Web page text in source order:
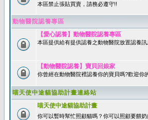
本區禁止張貼買賣，請務必遵守!!
動物醫院認養專區
【愛心認養】動物醫院認養專區
本區提供給有提供認養之動物醫院放置認養
【動物醫院認養】寶貝回娘家
你曾經在動物醫院裡認養你的寶貝嗎?歡迎你
喵天使中途貓協助計畫連絡站
喵天使中途貓協助計畫
你可以暫時幫忙照顧貓嗎？你可以照顧要餵